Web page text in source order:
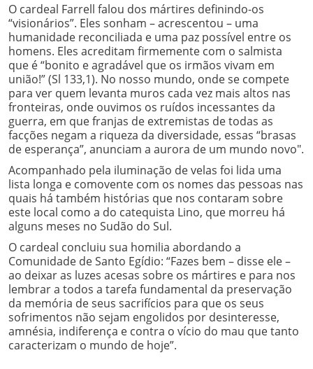
O cardeal Farrell falou dos mártires definindo-os
“visionários”. Eles sonham – acrescentou – uma
humanidade reconciliada e uma paz possível entre os
homens. Eles acreditam firmemente com o salmista
que é “bonito e agradável que os irmãos vivam em
união!” (Sl 133,1). No nosso mundo, onde se compete
para ver quem levanta muros cada vez mais altos nas
fronteiras, onde ouvimos os ruídos incessantes da
guerra, em que franjas de extremistas de todas as
facções negam a riqueza da diversidade, essas “brasas
de esperança”, anunciam a aurora de um mundo novo".
Acompanhado pela iluminação de velas foi lida uma
lista longa e comovente com os nomes das pessoas nas
quais há também histórias que nos contaram sobre
este local como a do catequista Lino, que morreu há
alguns meses no Sudão do Sul.
O cardeal concluiu sua homilia abordando a
Comunidade de Santo Egídio: “Fazes bem – disse ele –
ao deixar as luzes acesas sobre os mártires e para nos
lembrar a todos a tarefa fundamental da preservação
da memória de seus sacrifícios para que os seus
sofrimentos não sejam engolidos por desinteresse,
amnésia, indiferença e contra o vício do mau que tanto
caracterizam o mundo de hoje”.